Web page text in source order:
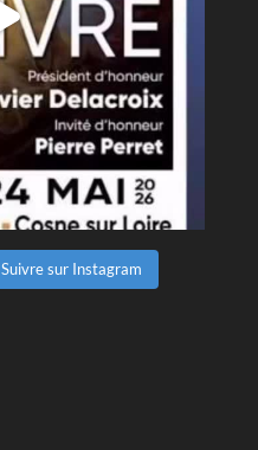
Suivre sur Instagram